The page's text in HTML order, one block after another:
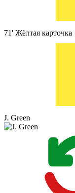
71' Жёлтая карточка
J. Green